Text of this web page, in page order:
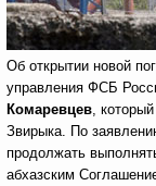
Об открытии новой
управления ФСБ
Комаревцев,
Звирыка. По
продолжать
абхазским